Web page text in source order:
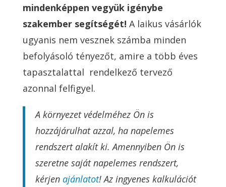
mindenképpen vegyük igénybe
szakember segítségét! A laikus vásárlók
ugyanis nem vesznek számba minden
befolyásoló tényezőt, amire a több éves
tapasztalattal rendelkező tervező
azonnal felfigyel.
A környezet védelméhez Ön is
hozzájárulhat azzal, ha napelemes
rendszert alakít ki. Amennyiben Ön is
szeretne saját napelemes rendszert,
kérjen ajánlatot! Az ingyenes kalkulációt